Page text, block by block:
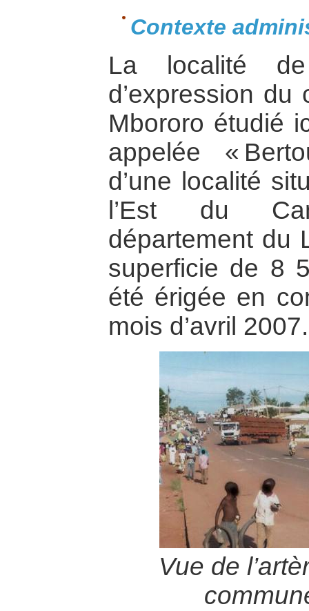
Contexte
La localité
d’expression
Mbororo étudié
appelée «
d’une localité
l’Est du
département du
superficie de 8
été érigée en
mois d’avril 2007.
Vue de